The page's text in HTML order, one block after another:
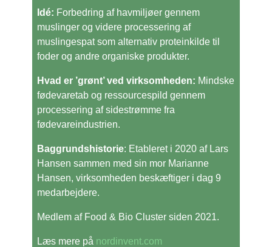
Idé: Forbedring af havmiljøer gennem
muslinger og videre processering af
muslingespat som alternativ proteinkilde til
foder og andre organiske produkter.
Hvad er ’grønt’ ved virksomheden: Mindske
fødevaretab og ressourcespild gennem
processering af sidestrømme fra
fødevareindustrien.
Baggrundshistorie: Etableret i 2020 af Lars
Hansen sammen med sin mor Marianne
Hansen, virksomheden beskæftiger i dag 9
medarbejdere.
Medlem af Food & Bio Cluster siden 2021.
Læs mere på nordinvent.com